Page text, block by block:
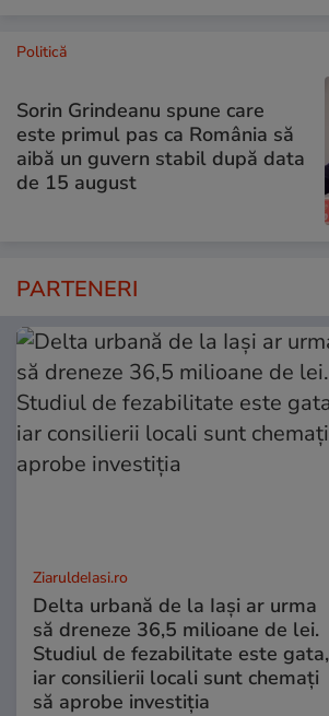
Politică
Sorin Grindeanu spune care
este primul pas ca România să
aibă un guvern stabil după data
de 15 august
PARTENERI
ZiaruldeIasi.ro
Delta urbană de la Iași ar urma
să dreneze 36,5 milioane de lei.
Studiul de fezabilitate este gata,
iar consilierii locali sunt chemați
să aprobe investiția